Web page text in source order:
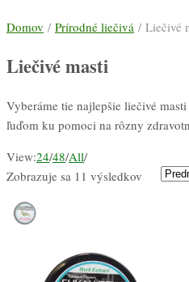
Domov / Prírodné liečivá / Liečivé
Liečivé masti
Vyberáme tie najlepšie liečivé
ľuďom ku pomoci na rôzny
View:24/48/All/
Zobrazuje sa 11 výsledkov